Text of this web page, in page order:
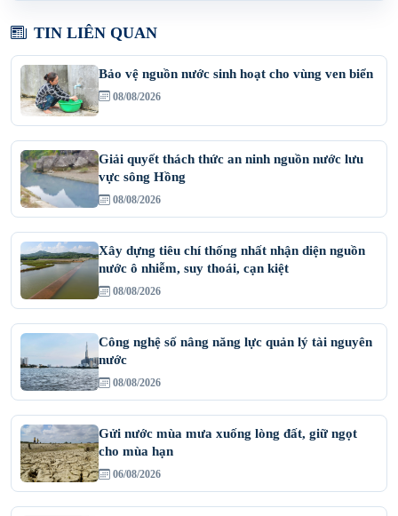
TIN LIÊN QUAN
Bảo vệ nguồn nước sinh hoạt cho vùng ven biển
08/08/2026
Giải quyết thách thức an ninh nguồn nước lưu
vực sông Hồng
08/08/2026
Xây dựng tiêu chí thống nhất nhận diện nguồn
nước ô nhiễm, suy thoái, cạn kiệt
08/08/2026
Công nghệ số nâng năng lực quản lý tài nguyên
nước
08/08/2026
Gửi nước mùa mưa xuống lòng đất, giữ ngọt
cho mùa hạn
06/08/2026